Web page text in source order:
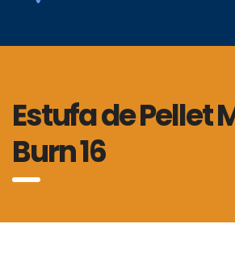
Estufa de Pellet
Burn 16